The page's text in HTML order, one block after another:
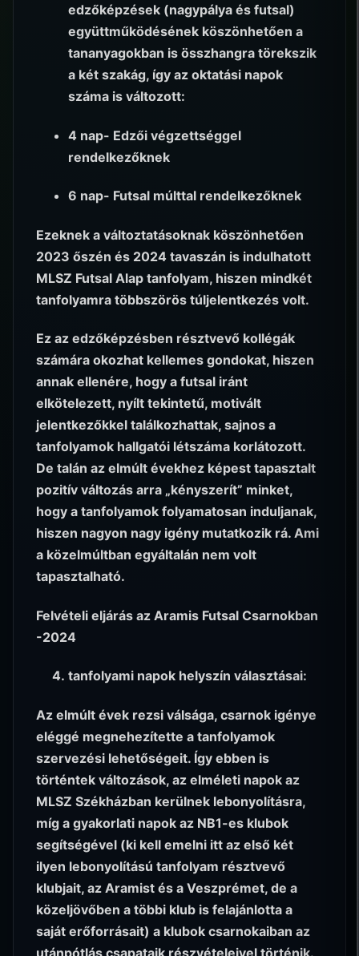
edzőképzések (nagypálya és futsal)
együttműködésének köszönhetően a
tananyagokban is összhangra törekszik
a két szakág, így az oktatási napok
száma is változott:
4 nap- Edzői végzettséggel
rendelkezőknek
6 nap- Futsal múlttal rendelkezőknek
Ezeknek a változtatásoknak köszönhetően
2023 őszén és 2024 tavaszán is indulhatott
MLSZ Futsal Alap tanfolyam, hiszen mindkét
tanfolyamra többszörös túljelentkezés volt.
Ez az edzőképzésben résztvevő kollégák
számára okozhat kellemes gondokat, hiszen
annak ellenére, hogy a futsal iránt
elkötelezett, nyílt tekintetű, motivált
jelentkezőkkel találkozhattak, sajnos a
tanfolyamok hallgatói létszáma korlátozott.
De talán az elmúlt évekhez képest tapasztalt
pozitív változás arra „kényszerít” minket,
hogy a tanfolyamok folyamatosan induljanak,
hiszen nagyon nagy igény mutatkozik rá. Ami
a közelmúltban egyáltalán nem volt
tapasztalható.
Felvételi eljárás az Aramis Futsal Csarnokban
-2024
tanfolyami napok helyszín választásai:
Az elmúlt évek rezsi válsága, csarnok igénye
eléggé megnehezítette a tanfolyamok
szervezési lehetőségeit. Így ebben is
történtek változások, az elméleti napok az
MLSZ Székházban kerülnek lebonyolításra,
míg a gyakorlati napok az NB1-es klubok
segítségével (ki kell emelni itt az első két
ilyen lebonyolítású tanfolyam résztvevő
klubjait, az Aramist és a Veszprémet, de a
közeljövőben a többi klub is felajánlotta a
saját erőforrásait) a klubok csarnokaiban az